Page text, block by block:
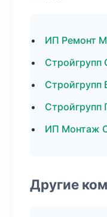
ИП Ремонт
Стройгрупп
Стройгрупп
ИП Монтаж
Другие